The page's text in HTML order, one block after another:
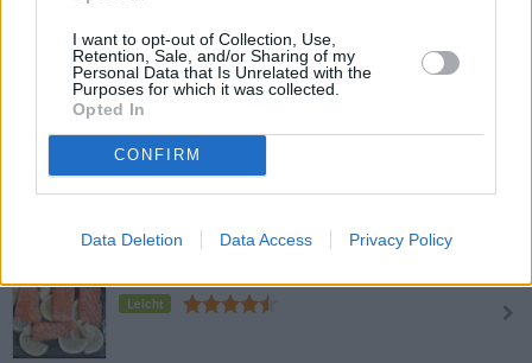
I want to opt-out of Collection, Use,
Retention, Sale, and/or Sharing of my
Personal Data that Is Unrelated with the
Purposes for which it was collected.
Opted In
CONFIRM
Data Deletion Data Access Privacy Policy
Lachssteak mit Gemüsereis
Leicht
Lachs-Spinat-Rolle
Leicht
Leicht